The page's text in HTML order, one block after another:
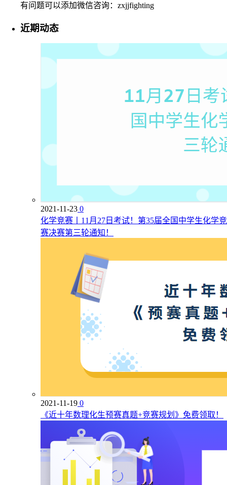
有问题可以添加微信咨询：zxjjfighting
近期动态
2021-11-23 0
化学竞赛丨11月27日考试！第35届全国中学生化学竞
赛决赛第三轮通知！
2021-11-19 0
《近十年数理化生预赛真题+竞赛规划》免费领取！